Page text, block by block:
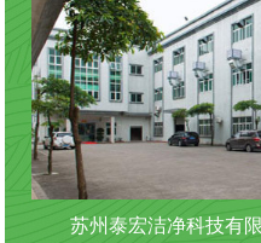
苏州泰宏洁净科技有限